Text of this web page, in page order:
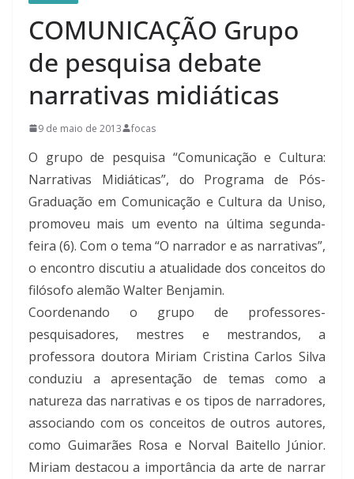
COMUNICAÇÃO Grupo
de pesquisa debate
narrativas midiáticas
9 de maio de 2013 focas
O grupo de pesquisa “Comunicação e Cultura:
Narrativas Midiáticas”, do Programa de Pós-
Graduação em Comunicação e Cultura da Uniso,
promoveu mais um evento na última segunda-
feira (6). Com o tema “O narrador e as narrativas”,
o encontro discutiu a atualidade dos conceitos do
filósofo alemão Walter Benjamin.
Coordenando o grupo de professores-
pesquisadores, mestres e mestrandos, a
professora doutora Miriam Cristina Carlos Silva
conduziu a apresentação de temas como a
natureza das narrativas e os tipos de narradores,
associando com os conceitos de outros autores,
como Guimarães Rosa e Norval Baitello Júnior.
Miriam destacou a importância da arte de narrar